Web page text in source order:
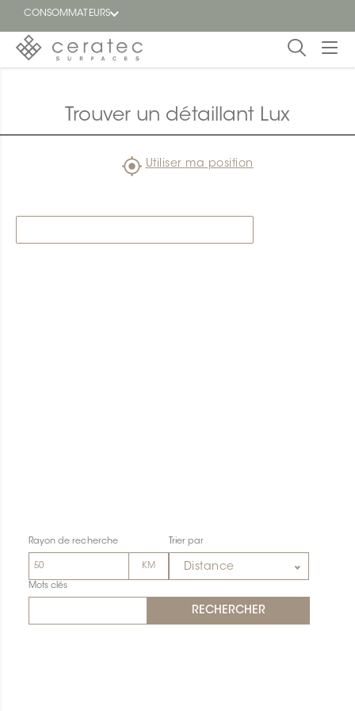
CONSOMMATEURS
vedette
Blogue
Trouver un détaillant Lux
Utiliser ma position
Rayon de recherche Trier par
Distance
Mots clés